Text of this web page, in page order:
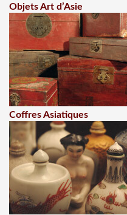
Objets Art d’Asie
Coffres Asiatiques